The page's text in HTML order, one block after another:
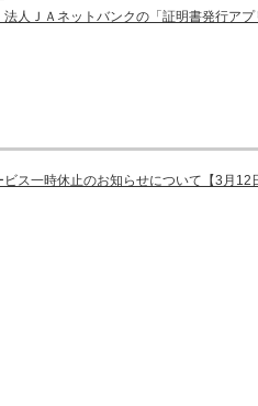
法人ＪＡネットバンクの「証明書発行ア
ス一時休止のお知らせについて【3月12